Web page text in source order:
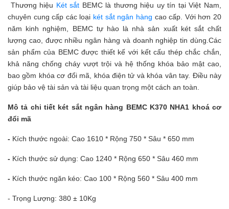
Thương hiệu Két sắt BEMC là thương hiệu uy tín tại Việt Nam,
chuyên cung cấp các loại két sắt ngân hàng cao cấp. Với hơn 20
năm kinh nghiệm, BEMC tự hào là nhà sản xuất két sắt chất
lượng cao, được nhiều ngân hàng và doanh nghiệp tin dùng.Các
sản phẩm của BEMC được thiết kế với kết cấu thép chắc chắn,
khả năng chống cháy vượt trội và hệ thống khóa bảo mật cao,
bao gồm khóa cơ đổi mã, khóa điện tử và khóa vân tay. Điều này
giúp bảo vệ tài sản và tài liệu quan trọng một cách an toàn.
Mô tả chi tiết két sắt ngân hàng BEMC K370 NHA1 khoá cơ
đổi mã
- Kích thước ngoài: Cao 1610 * Rộng 750 * Sâu * 650 mm
- Kích thước sử dụng: Cao 1240 * Rộng 650 * Sâu 460 mm
- Kích thước ngăn kéo: Cao 100 * Rộng 560 * Sâu 400 mm
- Trọng Lượng: 380 ± 10Kg